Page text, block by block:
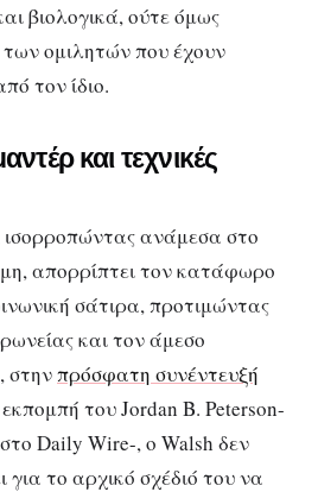
βιολογικά, ούτε όμως
των ομιλητών που έχουν
τον ίδιο.
και τεχνικές
ισορροπώντας ανάμεσα στο
απορρίπτει τον κατάφωρο
σάτιρα, προτιμώντας
και τον άμεσο
στηνπρόσφατη συνέντευξή
του Jordan B. Peterson-
Daily Wire-, ο Walsh δεν
για το αρχικό σχέδιό του να